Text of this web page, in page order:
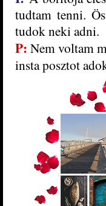
tudtam tenni.
tudok neki adni.
P: Nem voltam
insta posztot